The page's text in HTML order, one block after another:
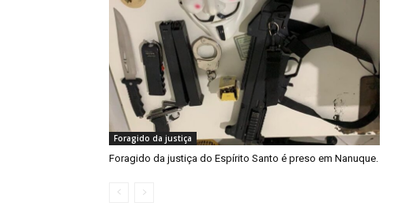
Foragido da justiça
Foragido da justiça do Espírito Santo é preso em Nanuque.